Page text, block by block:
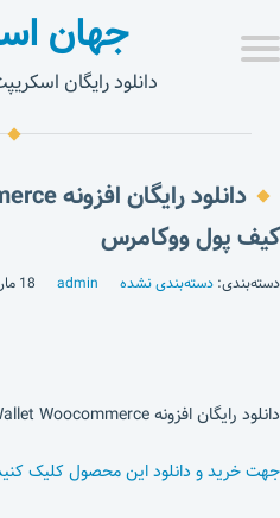
جهان
دانلود رایگان
کیف پول ووکامرس
دسته‌بندی: دسته‌بندی نشده admin 18 مارس 2023
دانلود رایگان افزونه Wallet Woocommerce، افزونه کیف پول ووکامرس
جهت خرید و دانلود این محصول کلیک